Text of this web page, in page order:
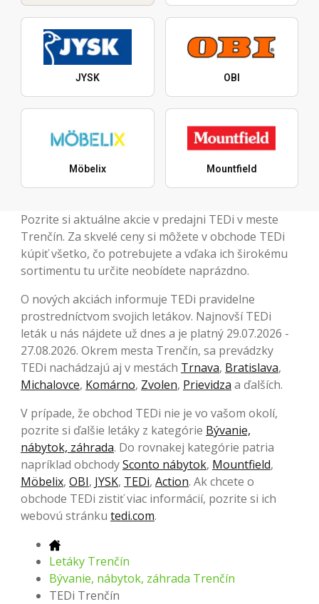
JYSK OBI
Möbelix Mountfield
Pozrite si aktuálne akcie v predajni TEDi v meste
Trenčín. Za skvelé ceny si môžete v obchode TEDi
kúpiť všetko, čo potrebujete a vďaka ich širokému
sortimentu tu určite neobídete naprázdno.
O nových akciách informuje TEDi pravidelne
prostredníctvom svojich letákov. Najnovší TEDi
leták u nás nájdete už dnes a je platný 29.07.2026 -
27.08.2026. Okrem mesta Trenčín, sa prevádzky
TEDi nachádzajú aj v mestách Trnava, Bratislava,
Michalovce, Komárno, Zvolen, Prievidza a ďalších.
V prípade, že obchod TEDi nie je vo vašom okolí,
pozrite si ďalšie letáky z kategórie Bývanie,
nábytok, záhrada. Do rovnakej kategórie patria
napríklad obchodySconto nábytok, Mountfield,
Möbelix, OBI, JYSK, TEDi, Action. Ak chcete o
obchode TEDi zistiť viac informácií, pozrite si ich
webovú stránku tedi.com.
Letáky Trenčín
Bývanie, nábytok, záhrada Trenčín
TEDi Trenčín